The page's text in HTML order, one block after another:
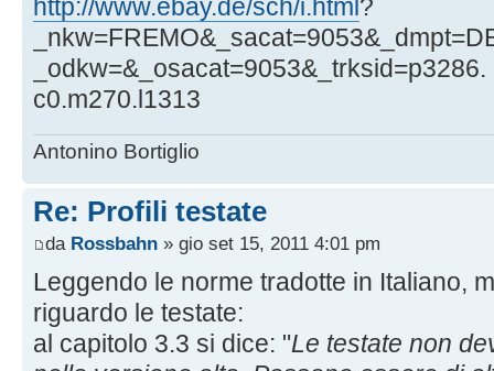
http://www.ebay.de/sch/i.html ?
_odkw=&_osacat=9053&_trksid=p3286.
c0.m270.l1313
Antonino Bortiglio
Re: Profili testate
da Rossbahn » gio set 15, 2011 4:01 pm
Leggendo le norme tradotte in Italiano,
riguardo le testate:
al capitolo 3.3 si dice: "Le testate non